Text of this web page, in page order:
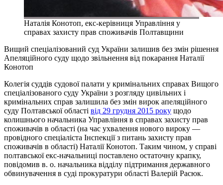
Наталія Конотоп, екс-керівниця Управління у
справах захисту прав споживачів Полтавщини
Вищий спеціалізований суд України залишив без змін рішення
Апеляційного суду щодо звільнення від покарання Наталії
Конотоп
Колегія суддів судової палати у кримінальних справах Вищого
спеціалізованого суду України з розгляду цивільних і
кримінальних справ залишила без змін вирок апеляційного
суду Полтавської області від 29 грудня 2015 року щодо
колишнього начальника Управління в справах захисту прав
споживачів в області (на час ухвалення нового вироку —
провідного спеціаліста Інспекції з питань захисту прав
споживачів в області) Наталії Конотоп. Таким чином, у справі
полтавської екс-начальниці поставлено остаточну крапку,
повідомив в. о. начальника відділу підтримання державного
обвинувачення в суді прокуратури області Валерій Расюк.